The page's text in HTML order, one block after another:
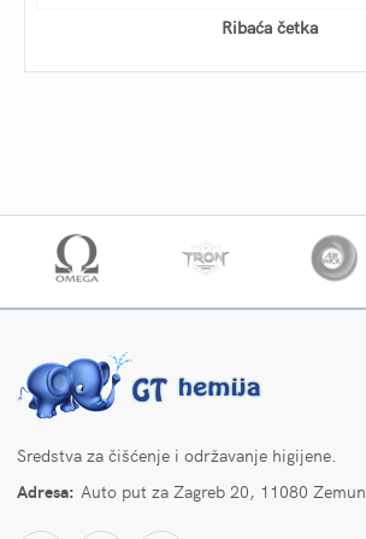
Ribaća četka
Sredstva za čišćenje i održavanje higijene.
Adresa: Auto put za Zagreb 20, 11080 Zemun